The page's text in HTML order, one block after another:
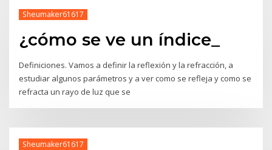
Sheumaker61617
¿cómo se ve un índice_
Definiciones. Vamos a definir la reflexión y la refracción, a
estudiar algunos parámetros y a ver como se refleja y como se
refracta un rayo de luz que se
Sheumaker61617